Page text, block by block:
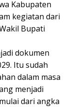
Kabupaten
kegiatan dari
Bupati
dokumen
Itu sudah
dalam masa
menjadi
dari angka